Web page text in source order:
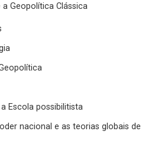
Geopolítica Clássica
Escola possibilitista
nacional e as teorias globais de